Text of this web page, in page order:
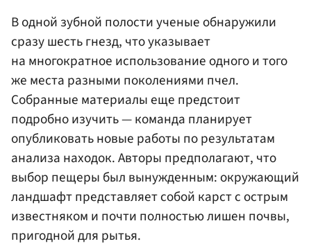
В одной зубной полости ученые обнаружили
сразу шесть гнезд, что указывает
на многократное использование одного и того
же места разными поколениями пчел.
Собранные материалы еще предстоит
подробно изучить — команда планирует
опубликовать новые работы по результатам
анализа находок. Авторы предполагают, что
выбор пещеры был вынужденным: окружающий
ландшафт представляет собой карст с острым
известняком и почти полностью лишен почвы,
пригодной для рытья.